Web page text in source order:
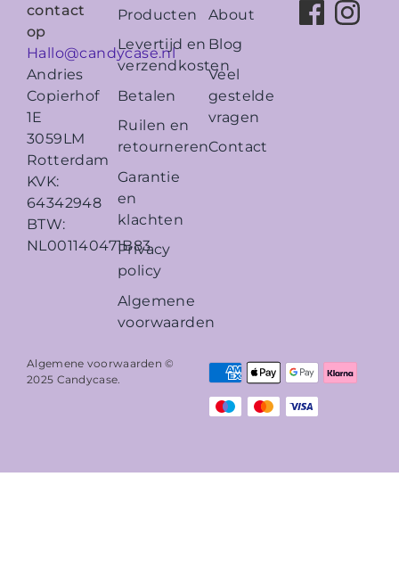
contact
op
Hallo@candycase.nl
Andries
Copierhof
1E
3059LM
Rotterdam
KVK:
64342948
BTW:
NL001140471B83
Producten
Levertijd en
verzendkosten
Betalen
Ruilen en
retourneren
Garantie
en
klachten
Privacy
policy
Algemene
voorwaarden
About
Blog
Veel
gestelde
vragen
Contact
Algemene voorwaarden ©
2025 Candycase